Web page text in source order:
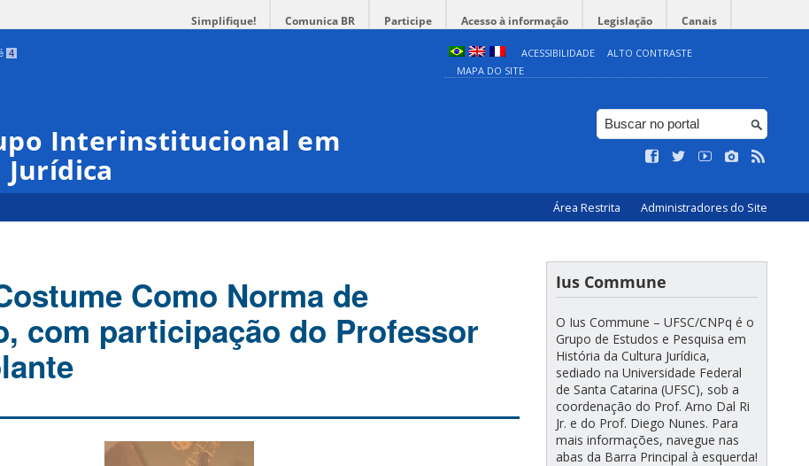
Simplifique! Comunica BR Participe Acesso à informação Legislação Canais
4 ACESSIBILIDADE
ALTO CONTRASTE
MAPA DO SITE
Interinstitucional em
Área Restrita Administradores do Site
Como Norma de
com participação do Professor
Ius Commune
O Ius Commune – UFSC/CNPq é o
Grupo de Estudos e Pesquisa em
História da Cultura Jurídica,
sediado na Universidade Federal
de Santa Catarina (UFSC), sob a
coordenação do Prof. Arno Dal Ri
Jr. e do Prof. Diego Nunes. Para
mais informações, navegue nas
abas da Barra Principal à esquerda!